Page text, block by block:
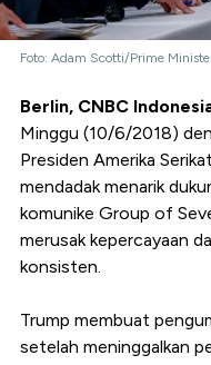
Foto: Adam Scotti/Prime
Berlin, CNBC
Minggu (10/6/2018)
Presiden Amerika
mendadak menarik
komunike Group of
merusak kepercayaan
konsisten.
Trump membuat
setelah meninggalkan